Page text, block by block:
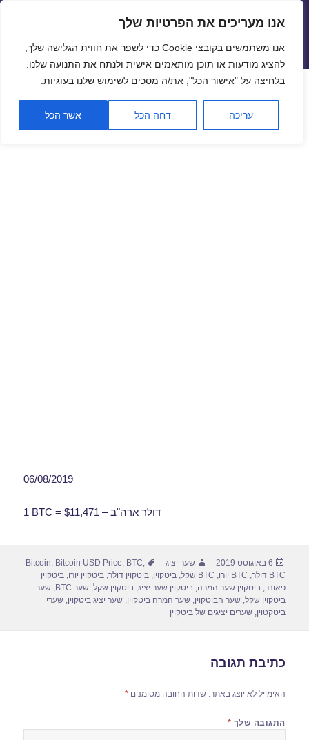
פתח
אנו מעריכים את הפרטיות שלך
אנו משתמשים בקובצי Cookie כדי לשפר את חווית הגלישה שלך,
להציג מודעות או תוכן מותאמים אישית ולנתח את התנועה שלנו.
בלחיצה על "אישור הכל", את/ה מסכים לשימוש שלנו בעוגיות.
עריכה דחה הכל אשר הכל
שערי חליפין יציגים – שער יציג
תפריטים
ווידג'טים
שער ביטקוין לתאריך 06/08/2019
06/08/2019
1 BTC = $11,471 – דולר ארה"ב
פורסם
בתאריך
6 באוגוסט 2019 מחבר
שער יציג תגיות Bitcoin, Bitcoin USD Price, BTC,
BTC דולר
, BTC יורו , BTC שקל ,ביטקוין,ביטקוין דולר,ביטקוין יורו,ביטקוין
פאונד,ביטקוין שער המרה,ביטקוין שער יציג,ביטקוין שקל,שער BTC ,שער
ביטקוין שקל,שער הביטקוין,שער המרה ביטקוין,שער יציג ביטקוין,שערי
ביטקטוין,שערים יציגים של ביטקוין
כתיבת תגובה
האימייל לא יוצג באתר. שדות החובה מסומנים*
התגובה שלך *